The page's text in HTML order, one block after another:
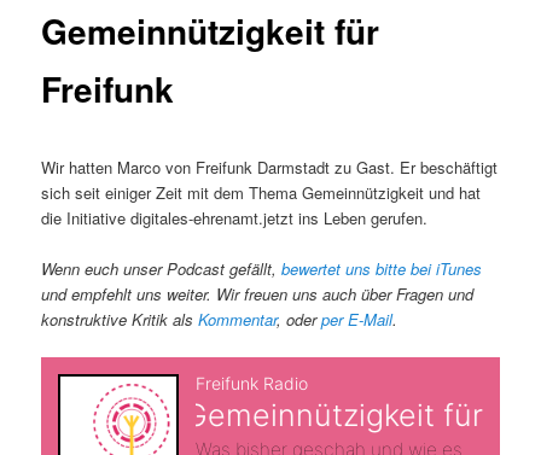
Gemeinnützigkeit für
Freifunk
Wir hatten Marco von Freifunk Darmstadt zu Gast. Er beschäftigt
sich seit einiger Zeit mit dem Thema Gemeinnützigkeit und hat
die Initiative digitales-ehrenamt.jetzt ins Leben gerufen.
Wenn euch unser Podcast gefällt,bewertet uns bitte bei iTunes
und empfehlt uns weiter. Wir freuen uns auch über Fragen und
konstruktive Kritik alsKommentar, oderper E-Mail.